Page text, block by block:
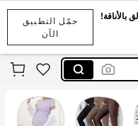
حمّل التطبيق
الآن